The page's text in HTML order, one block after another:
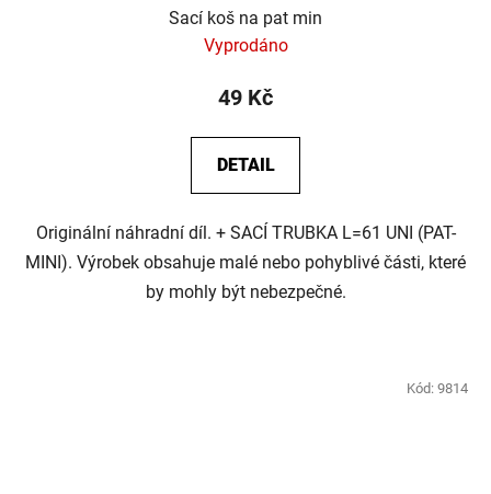
Sací koš na pat min
Vyprodáno
49 Kč
DETAIL
Originální náhradní díl. + SACÍ TRUBKA L=61 UNI (PAT-
MINI). Výrobek obsahuje malé nebo pohyblivé části, které
by mohly být nebezpečné.
Kód: 9814